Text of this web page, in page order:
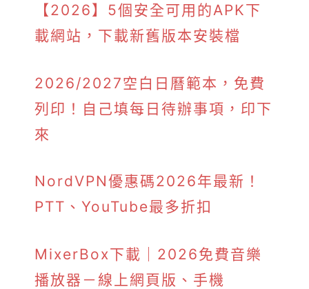
【2026】5個安全可用的APK下
載網站，下載新舊版本安裝檔
2026/2027空白日曆範本，免費
列印！自己填每日待辦事項，印下
來
NordVPN優惠碼2026年最新！
PTT、YouTube最多折扣
MixerBox下載｜2026免費音樂
播放器－線上網頁版、手機